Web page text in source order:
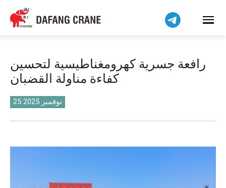
رافعة جسرية كهرومغناطيسية لتحسين
كفاءة مناولة القضبان
25 نوفمبر 2025
Bahasa Indonesia
Bahasa Melayu
বাংলা
فارسی
Pilipino
اردو
Čeština